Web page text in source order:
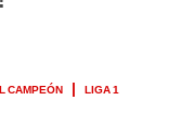
CAMPEÓN
LIGA 1